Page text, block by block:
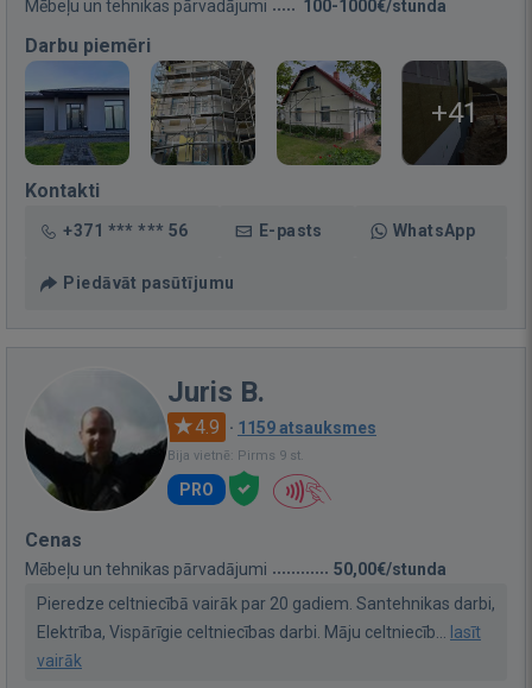
Mēbeļu un tehnikas pārvadājumi 100-1000€/stunda
Darbu piemēri
+41
Kontakti
+371 *** *** 56 E-pasts WhatsApp
Piedāvāt pasūtījumu
Juris B.
4.9 · 1159 atsauksmes
Bija vietnē: Pirms 9 st.
PRO
Cenas
Mēbeļu un tehnikas pārvadājumi
50,00€/stunda
Pieredze celtniecībā vairāk par 20 gadiem. Santehnikas darbi,
Elektrība, Vispārīgie celtniecības darbi. Māju celtniecīb... lasīt
vairāk